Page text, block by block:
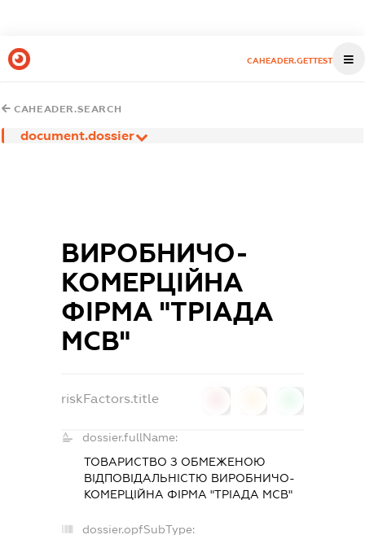
CAHEADER.GETTEST
CAHEADER.SEARCH
document.dossier
ВИРОБНИЧО-
КОМЕРЦІЙНА
ФІРМА "ТРІАДА
МСВ"
riskFactors.title
dossier.fullName:
ТОВАРИСТВО З ОБМЕЖЕНОЮ
ВІДПОВІДАЛЬНІСТЮ ВИРОБНИЧО-
КОМЕРЦІЙНА ФІРМА "ТРІАДА МСВ"
dossier.opfSubType: